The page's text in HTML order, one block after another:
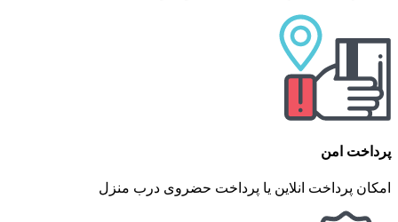
پرداخت امن
امکان پرداخت انلاین یا پرداخت حضروی درب منزل